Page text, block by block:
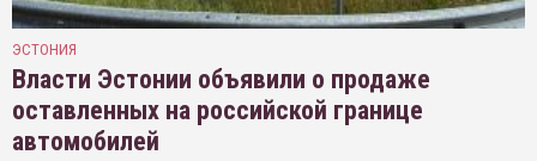
ЭСТОНИЯ
Власти Эстонии объявили о продаже
оставленных на российской границе
автомобилей